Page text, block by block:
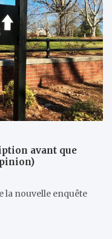
avant que
la nouvelle enquête